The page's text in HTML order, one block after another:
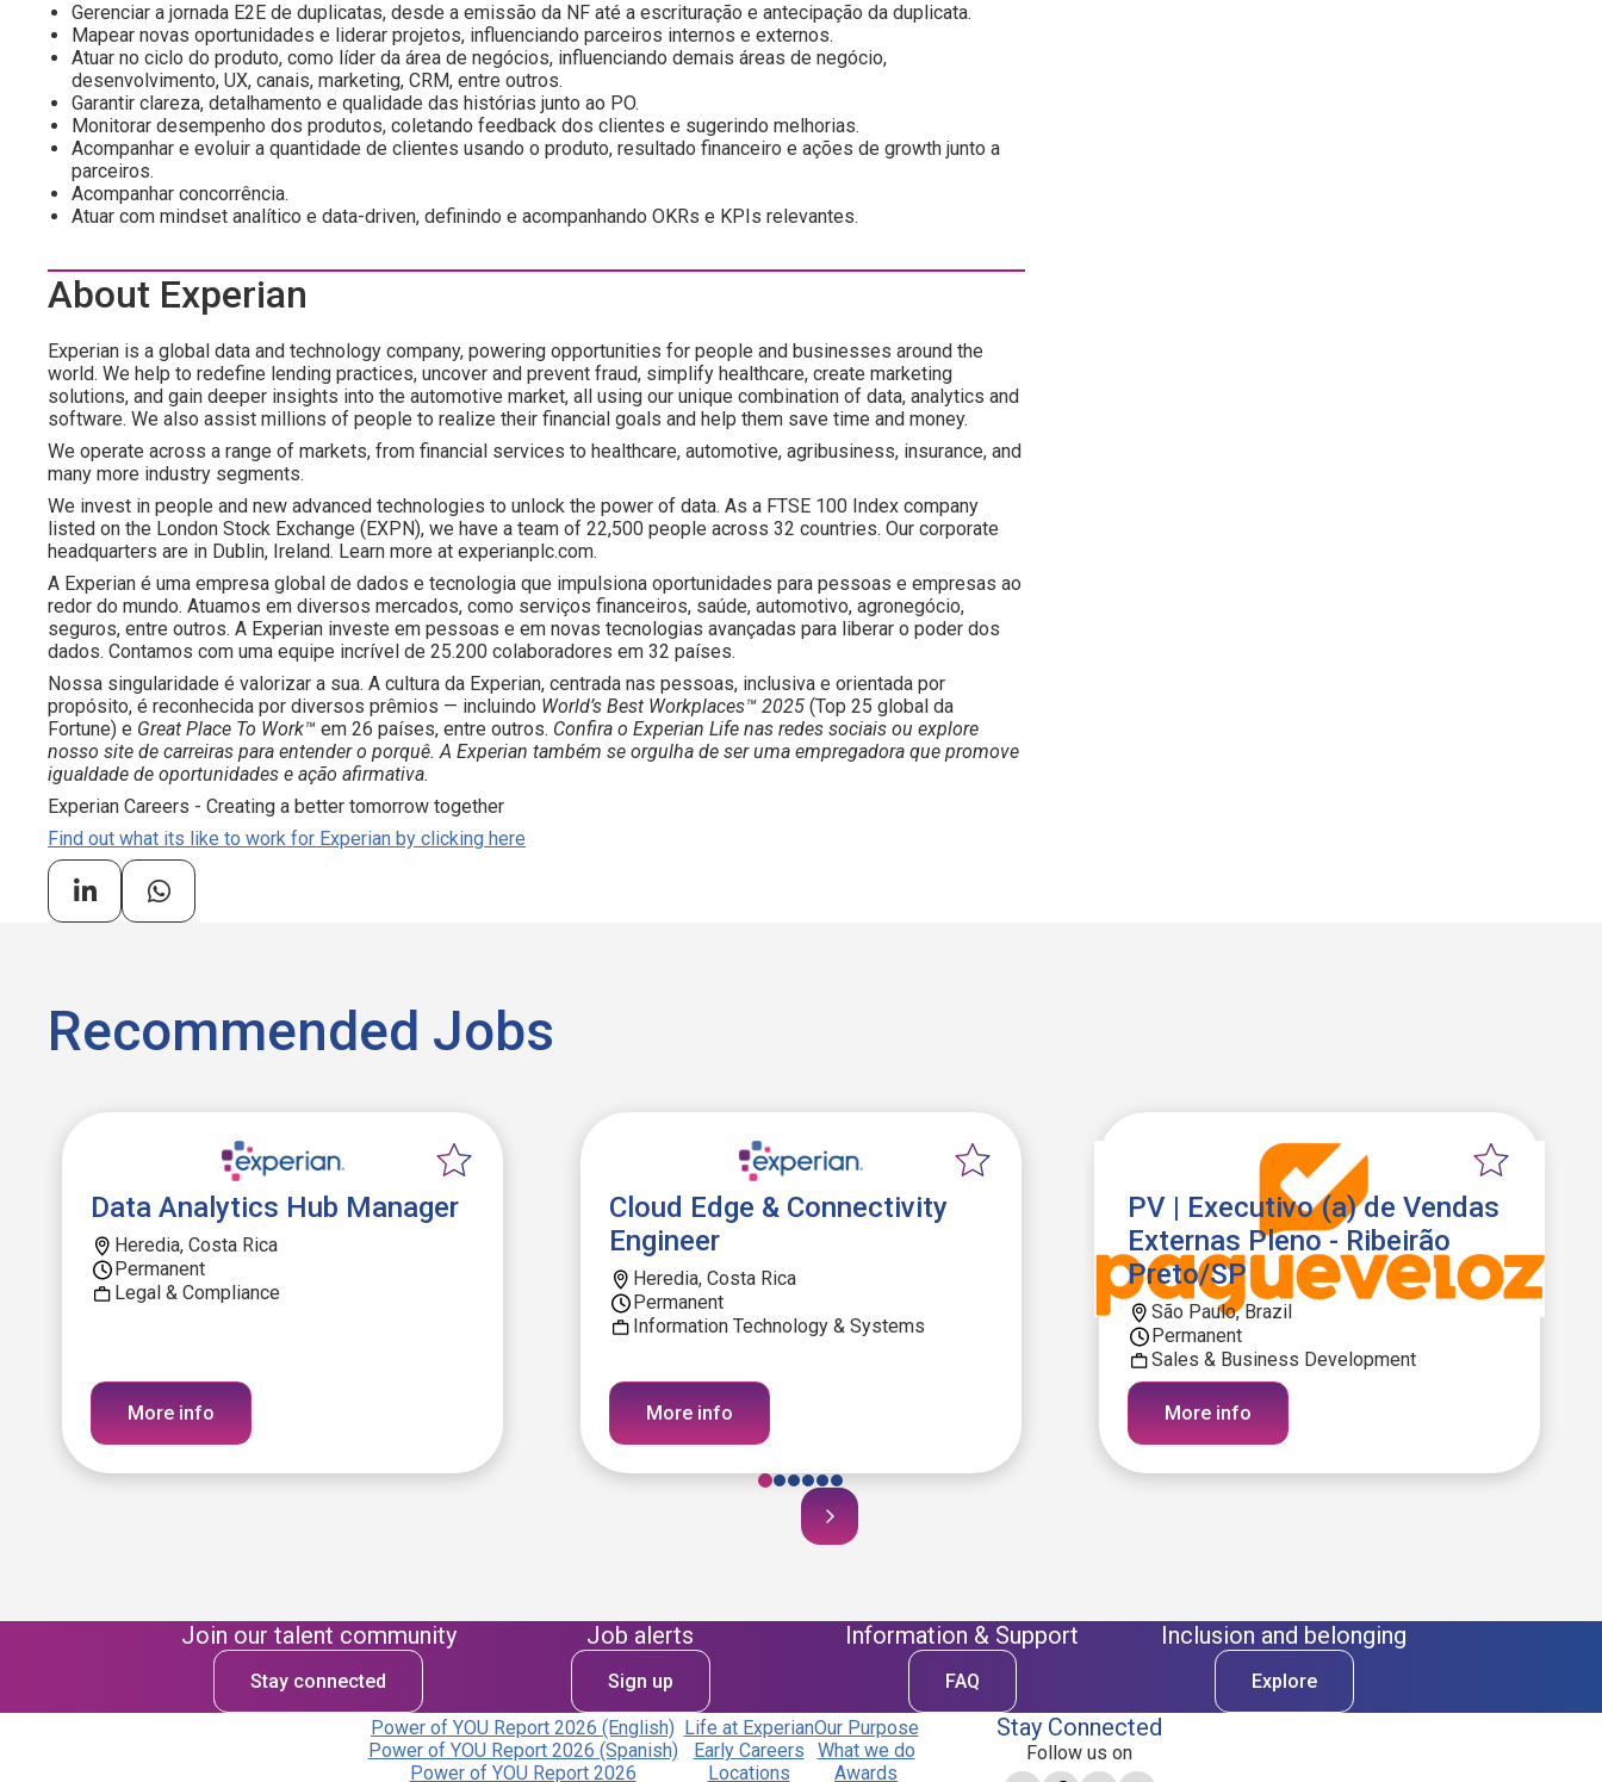
Gerenciar a jornada E2E de duplicatas, desde a emissão da NF até a escrituração e antecipação da duplicata.
Mapear novas oportunidades e liderar projetos, influenciando parceiros internos e externos.
Atuar no ciclo do produto, como líder da área de negócios, influenciando demais áreas de negócio,
desenvolvimento, UX, canais, marketing, CRM, entre outros.
Garantir clareza, detalhamento e qualidade das histórias junto ao PO.
Monitorar desempenho dos produtos, coletando feedback dos clientes e sugerindo melhorias.
Acompanhar e evoluir a quantidade de clientes usando o produto, resultado financeiro e ações de growth junto a
parceiros.
Acompanhar concorrência.
Atuar com mindset analítico e data-driven, definindo e acompanhando OKRs e KPIs relevantes.
About Experian
Experian is a global data and technology company, powering opportunities for people and businesses around the
world. We help to redefine lending practices, uncover and prevent fraud, simplify healthcare, create marketing
solutions, and gain deeper insights into the automotive market, all using our unique combination of data, analytics and
software. We also assist millions of people to realize their financial goals and help them save time and money.
We operate across a range of markets, from financial services to healthcare, automotive, agribusiness, insurance, and
many more industry segments.
We invest in people and new advanced technologies to unlock the power of data. As a FTSE 100 Index company
listed on the London Stock Exchange (EXPN), we have a team of 22,500 people across 32 countries. Our corporate
headquarters are in Dublin, Ireland. Learn more at experianplc.com.
A Experian é uma empresa global de dados e tecnologia que impulsiona oportunidades para pessoas e empresas ao
redor do mundo. Atuamos em diversos mercados, como serviços financeiros, saúde, automotivo, agronegócio,
seguros, entre outros. A Experian investe em pessoas e em novas tecnologias avançadas para liberar o poder dos
dados. Contamos com uma equipe incrível de 25.200 colaboradores em 32 países.
Nossa singularidade é valorizar a sua. A cultura da Experian, centrada nas pessoas, inclusiva e orientada por
propósito, é reconhecida por diversos prêmios — incluindo World’s Best Workplaces™ 2025 (Top 25 global da
Fortune) e Great Place To Work™ em 26 países, entre outros. Confira o Experian Life nas redes sociais ou explore
nosso site de carreiras para entender o porquê. A Experian também se orgulha de ser uma empregadora que promove
igualdade de oportunidades e ação afirmativa.
Experian Careers - Creating a better tomorrow together
Find out what its like to work for Experian by clicking here
Recommended Jobs
Data Analytics Hub Manager
Heredia, Costa Rica
Permanent
Legal & Compliance
More info
Cloud Edge & Connectivity
Engineer
Heredia, Costa Rica
Permanent
Information Technology & Systems
More info
PV | Executivo (a) de Vendas
Externas Pleno - Ribeirão
Preto/SP
São Paulo, Brazil
Permanent
Sales & Business Development
More info
Join our talent community
Stay connected
Job alerts
Sign up
Information & Support
FAQ
Inclusion and belonging
Explore
Power of YOU Report 2026 (English)
Power of YOU Report 2026 (Spanish)
Power of YOU Report 2026
Life at Experian
Early Careers
Locations
Our Purpose
What we do
Awards
Stay Connected
Follow us on